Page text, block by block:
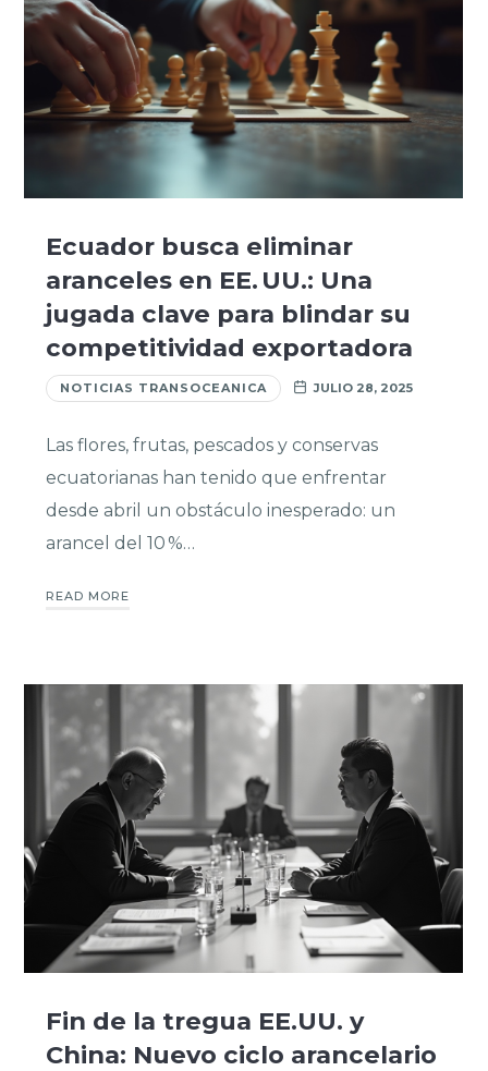
Ecuador busca eliminar
aranceles en EE. UU.: Una
jugada clave para blindar su
competitividad exportadora
NOTICIAS TRANSOCEANICA JULIO 28, 2025
Las flores, frutas, pescados y conservas
ecuatorianas han tenido que enfrentar
desde abril un obstáculo inesperado: un
arancel del 10 %…
READ MORE
Fin de la tregua EE.UU. y
China: Nuevo ciclo arancelario